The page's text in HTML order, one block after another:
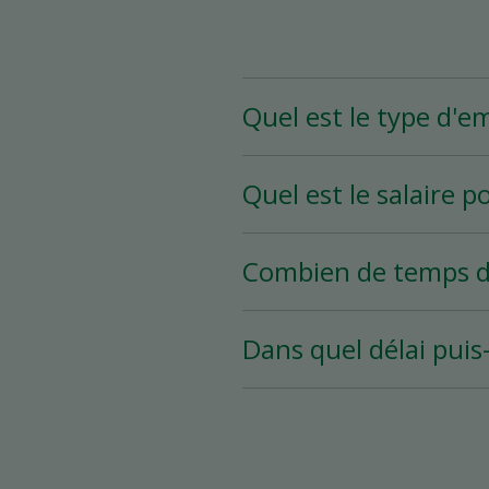
Quel est le type
et plus par semaine)
Quel est le salaire
Combien de temps
d’embauche
Dans quel délai